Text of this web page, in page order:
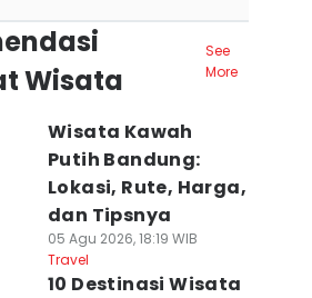
Wisata
See
More
Wisata Kawah
Putih Bandung:
Lokasi, Rute, Harga,
dan Tipsnya
05 Agu 2026, 18:19 WIB
Travel
10 Destinasi Wisata